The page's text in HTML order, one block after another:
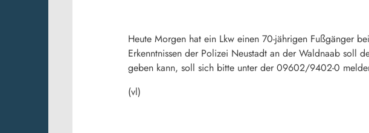
Heute Morgen hat ein Lkw einen 70-jährigen Fußgänger
Erkenntnissen der Polizei Neustadt an der Waldnaab soll
geben kann, soll sich bitte unter der 09602/9402-0
(vl)